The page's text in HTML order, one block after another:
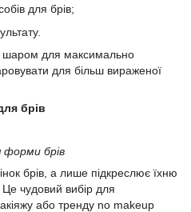
для брів;
шаром для максимально
для більш вираженої
брів
форми брів
брів, а лише підкреслює їхню
чудовий вибір для
або тренду no makeup